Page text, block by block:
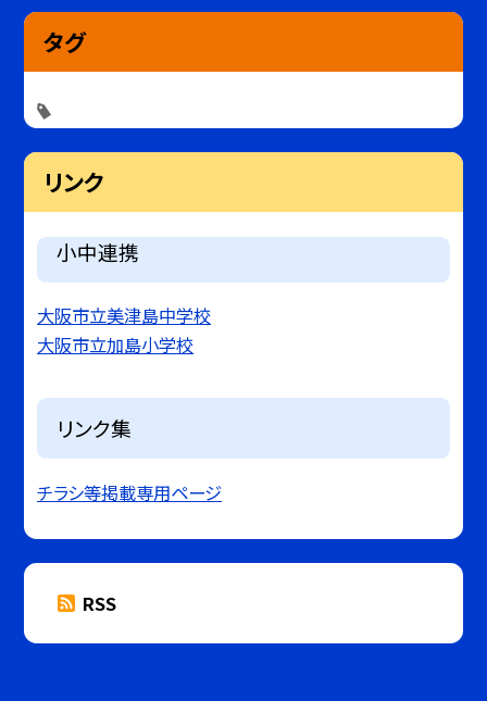
タグ
リンク
小中連携
大阪市立美津島中学校
大阪市立加島小学校
リンク集
チラシ等掲載専用ページ
RSS